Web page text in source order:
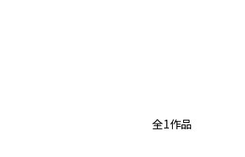
全1作品